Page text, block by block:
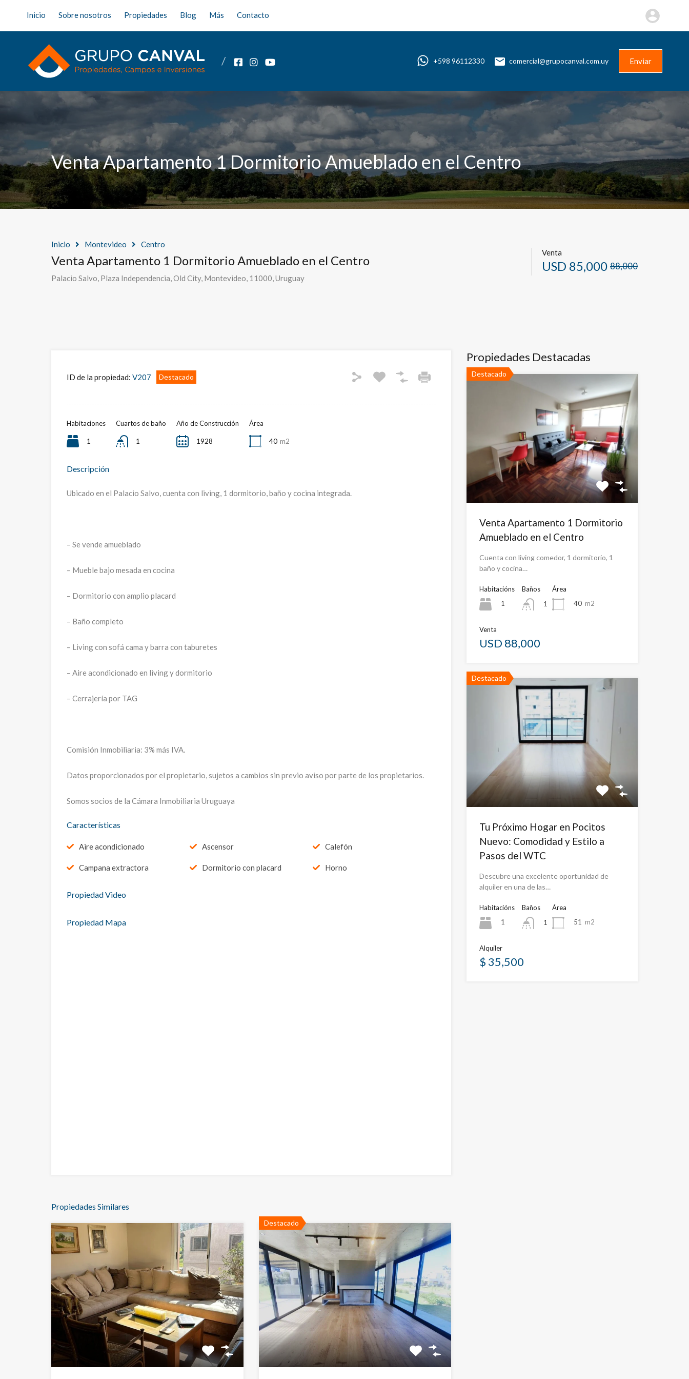
Inicio Enviar
Inicio Sobre nosotros Propiedades Blog Más Contacto
+598 96112330 comercial@grupocanval.com.uy Enviar
Venta Apartamento 1 Dormitorio Amueblado en el Centro
Inicio Montevideo Centro
Venta Apartamento 1 Dormitorio Amueblado en el Centro
Palacio Salvo, Plaza Independencia, Old City, Montevideo, 11000, Uruguay
Venta
USD 85,000 88,000
ID de la propiedad: V207 Destacado
Habitaciones
1
Cuartos de baño
1
Año de Construcción
1928
Área
40 m2
Descripción
Ubicado en el Palacio Salvo, cuenta con living, 1 dormitorio, baño y cocina integrada.
– Se vende amueblado
– Mueble bajo mesada en cocina
– Dormitorio con amplio placard
– Baño completo
– Living con sofá cama y barra con taburetes
– Aire acondicionado en living y dormitorio
– Cerrajería por TAG
Comisión Inmobiliaria: 3% más IVA.
Datos proporcionados por el propietario, sujetos a cambios sin previo aviso por parte de los propietarios.
Somos socios de la Cámara Inmobiliaria Uruguaya
Características
Aire acondicionado Ascensor Calefón
Campana extractora Dormitorio con placard Horno
Propiedad Video
Propiedad Mapa
Propiedades Similares
Destacado
Propiedades Destacadas
Destacado
Venta Apartamento 1 Dormitorio
Amueblado en el Centro
Cuenta con living comedor, 1 dormitorio, 1
baño y cocina…
Habitacións
1
Baños
1
Área
40 m2
Venta
USD 88,000
Destacado
Tu Próximo Hogar en Pocitos
Nuevo: Comodidad y Estilo a
Pasos del WTC
Descubre una excelente oportunidad de
alquiler en una de las…
Habitacións
1
Baños
1
Área
51 m2
Alquiler
$ 35,500